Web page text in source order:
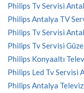
Philips Tv Servisi
Philips Antalya TV
Philips Tv Servisi
Philips Tv Servisi
Philips Konyaaltı
Philips Led Tv Servisi
Philips Antalya